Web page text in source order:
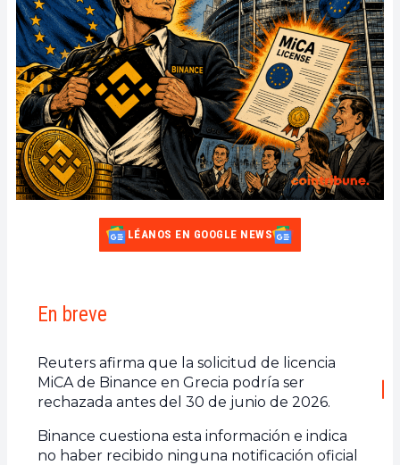
LÉANOS EN GOOGLE NEWS
En breve
Reuters afirma que la solicitud de licencia
MiCA de Binance en Grecia podría ser
rechazada antes del 30 de junio de 2026.
Binance cuestiona esta información e indica
no haber recibido ninguna notificación oficial